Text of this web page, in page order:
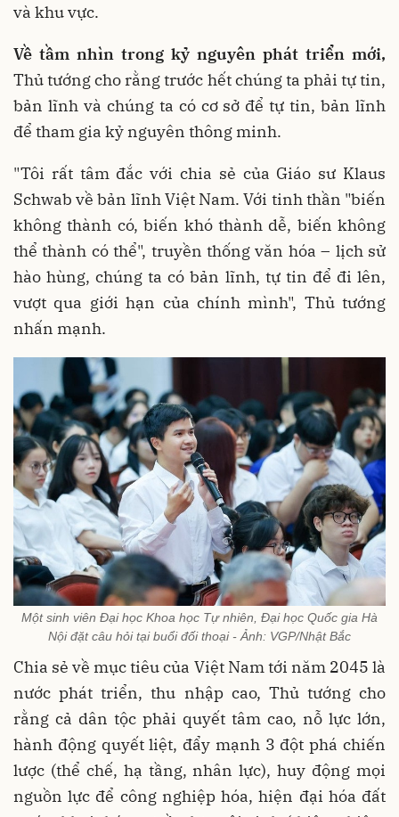
và khu vực.
Về tầm nhìn trong kỷ nguyên phát triển mới,
Thủ tướng cho rằng trước hết chúng ta phải tự tin,
bản lĩnh và chúng ta có cơ sở để tự tin, bản lĩnh
để tham gia kỷ nguyên thông minh.
"Tôi rất tâm đắc với chia sẻ của Giáo sư Klaus
Schwab về bản lĩnh Việt Nam. Với tinh thần "biến
không thành có, biến khó thành dễ, biến không
thể thành có thể", truyền thống văn hóa – lịch sử
hào hùng, chúng ta có bản lĩnh, tự tin để đi lên,
vượt qua giới hạn của chính mình", Thủ tướng
nhấn mạnh.
Một sinh viên Đại học Khoa học Tự nhiên, Đại học Quốc gia Hà
Nội đặt câu hỏi tại buổi đối thoại - Ảnh: VGP/Nhật Bắc
Chia sẻ về mục tiêu của Việt Nam tới năm 2045 là
nước phát triển, thu nhập cao, Thủ tướng cho
rằng cả dân tộc phải quyết tâm cao, nỗ lực lớn,
hành động quyết liệt, đẩy mạnh 3 đột phá chiến
lược (thể chế, hạ tầng, nhân lực), huy động mọi
nguồn lực để công nghiệp hóa, hiện đại hóa đất